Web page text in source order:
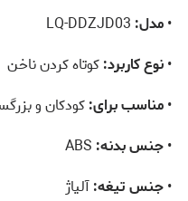
•مدل:
•نوع کاربرد:کوتاه کردن ناخن
•مناسب برای:کودکان و
•جنس بدنه:
•جنس تیغه:آلیاژ